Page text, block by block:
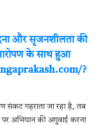
और सृजनशीलता की
के साथ हुआ
?
संकट गहराता जा रहा है, तब
पर अभियान की अगुवाई करना